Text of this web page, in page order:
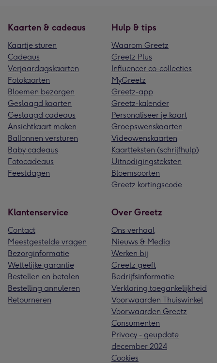
Kaarten & cadeaus
Kaartje sturen
Cadeaus
Verjaardagskaarten
Fotokaarten
Bloemen bezorgen
Geslaagd kaarten
Geslaagd cadeaus
Ansichtkaart maken
Ballonnen versturen
Baby cadeaus
Fotocadeaus
Feestdagen
Hulp & tips
Waarom Greetz
Greetz Plus
Influencer co-collecties
MyGreetz
Greetz-app
Greetz-kalender
Personaliseer je kaart
Groepswenskaarten
Videowenskaarten
Kaartteksten (schrijfhulp)
Uitnodigingsteksten
Bloemsoorten
Greetz kortingscode
Klantenservice
Contact
Meestgestelde vragen
Bezorginformatie
Wettelijke garantie
Bestellen en betalen
Bestelling annuleren
Retourneren
Over Greetz
Ons verhaal
Nieuws & Media
Werken bij
Greetz geeft
Bedrijfsinformatie
Verklaring toegankelijkheid
Voorwaarden Thuiswinkel
Voorwaarden Greetz
Consumenten
Privacy - geupdate
december 2024
Cookies